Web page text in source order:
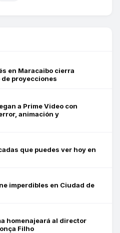
en Maracaibo cierra
proyecciones
a Prime Video con
animación y
que puedes ver hoy en
imperdibles en Ciudad de
homenajeará al director
Filho